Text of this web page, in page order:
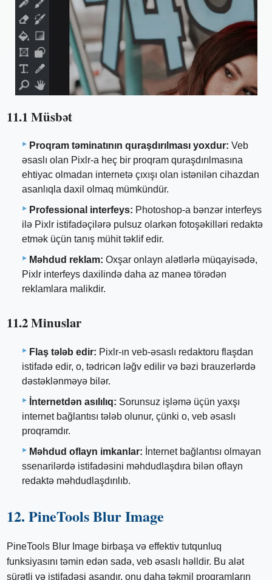
11.1 Müsbət
Proqram təminatının quraşdırılması yoxdur: Veb
əsaslı olan Pixlr-a heç bir proqram quraşdırılmasına
ehtiyac olmadan internetə çıxışı olan istənilən cihazdan
asanlıqla daxil olmaq mümkündür.
Professional interfeys: Photoshop-a bənzər interfeys
ilə Pixlr istifadəçilərə pulsuz olarkən fotoşəkilləri redaktə
etmək üçün tanış mühit təklif edir.
Məhdud reklam: Oxşar onlayn alətlərlə müqayisədə,
Pixlr interfeys daxilində daha az maneə törədən
reklamlara malikdir.
11.2 Minuslar
Flaş tələb edir: Pixlr-ın veb-əsaslı redaktoru flaşdan
istifadə edir, o, tədricən ləğv edilir və bəzi brauzerlərdə
dəstəklənməyə bilər.
İnternetdən asılılıq: Sorunsuz işləmə üçün yaxşı
internet bağlantısı tələb olunur, çünki o, veb əsaslı
proqramdır.
Məhdud oflayn imkanlar: İnternet bağlantısı olmayan
ssenarilərdə istifadəsini məhdudlaşdıra bilən oflayn
redaktə məhdudlaşdırılıb.
12. PineTools Blur Image
PineTools Blur Image birbaşa və effektiv tutqunluq
funksiyasını təmin edən sadə, veb əsaslı həlldir. Bu alət
sürətli və istifadəsi asandır, onu daha təkmil proqramların